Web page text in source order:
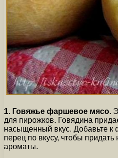
1. Говяжье фаршевое мясо.
для пирожков. Говядина
насыщенный вкус. Добавьте к
перец по вкусу, чтобы
ароматы.